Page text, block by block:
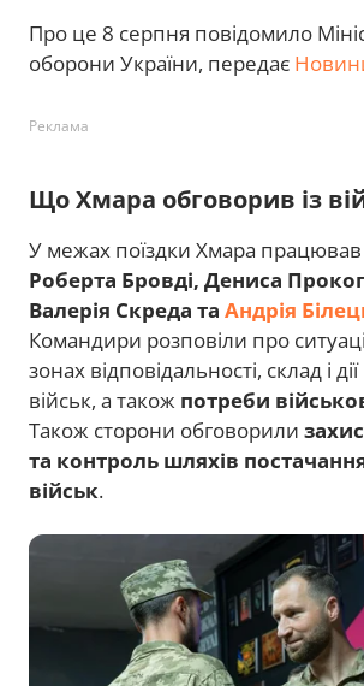
Про це 8 серпня повідомило
оборони України, передає
Реклама
Що Хмара обговорив із
У межах поїздки Хмара працював
Роберта Бровді, Дениса
Валерія Скреда та Андрія
Командири розповіли про
зонах відповідальності, склад і
військ, а також потреби
Також сторони обговорили
та контроль шляхів
військ.